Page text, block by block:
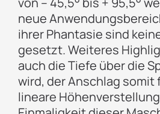
neue
ihrer Phantasie sind
gesetzt. Weiteres
auch die Tiefe über die
wird, der Anschlag somit
lineare